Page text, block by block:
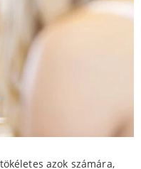
azok számára,